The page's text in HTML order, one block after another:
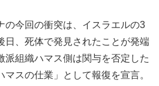
の今回の衝突は、イスラエルの3
日、死体で発見されたことが発端
派組織ハマス側は関与を否定した
スの仕業」として報復を宣言。